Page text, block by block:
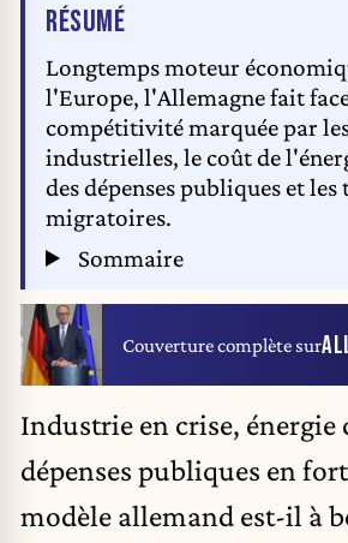
RÉSUMÉDE L'ARTICLE
Longtemps moteur
l'Europe, l'Allemagne fait
compétitivité marquée par
industrielles, le coût de
des dépenses publiques et les
migratoires.
Sommaire
Couverture complète sur
Industrie en crise, énergie
dépenses publiques en
modèle allemand est-il à